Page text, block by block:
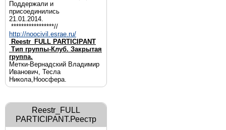
Поддержали и
присоединились
21.01.2014.
*****************//
http://noocivil.esrae.ru/
Reestr_FULL PARTICIPANT
Тип группы-Клуб. Закрытая
группа.
Метки-Вернадский Владимир
Иванович, Тесла
Никола,Ноосфера.
Reestr_FULL
PARTICIPANT.Реестр